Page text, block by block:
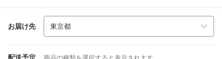
お届け先